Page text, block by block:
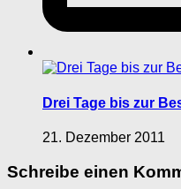
Drei Tage bis zur
21. Dezember 2011
Schreibe einen